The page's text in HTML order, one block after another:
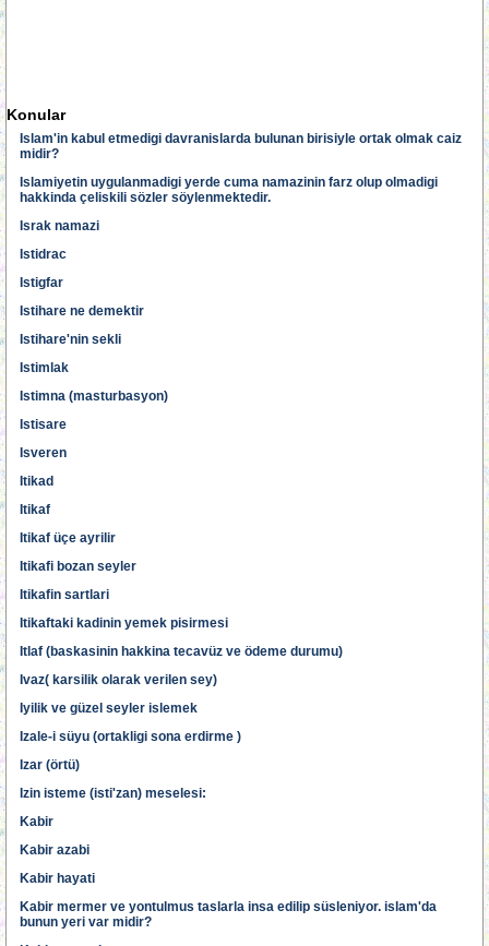
Konular
Islam'in kabul etmedigi davranislarda bulunan birisiyle ortak olmak caiz
midir?
Islamiyetin uygulanmadigi yerde cuma namazinin farz olup olmadigi
hakkinda çeliskili sözler söylenmektedir.
Israk namazi
Istidrac
Istigfar
Istihare ne demektir
Istihare'nin sekli
Istimlak
Istimna (masturbasyon)
Istisare
Isveren
Itikad
Itikaf
Itikaf üçe ayrilir
Itikafi bozan seyler
Itikafin sartlari
Itikaftaki kadinin yemek pisirmesi
Itlaf (baskasinin hakkina tecavüz ve ödeme durumu)
Ivaz( karsilik olarak verilen sey)
Iyilik ve güzel seyler islemek
Izale-i süyu (ortakligi sona erdirme )
Izar (örtü)
Izin isteme (isti'zan) meselesi:
Kabir
Kabir azabi
Kabir hayati
Kabir mermer ve yontulmus taslarla insa edilip süsleniyor. islam'da
bunun yeri var midir?